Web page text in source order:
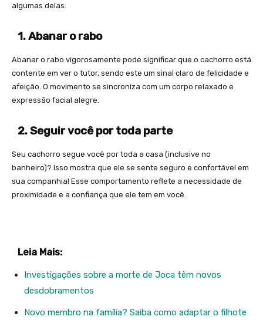
algumas delas:
1. Abanar o rabo
Abanar o rabo vigorosamente pode significar que o cachorro está
contente em ver o tutor, sendo este um sinal claro de felicidade e
afeição. O movimento se sincroniza com um corpo relaxado e
expressão facial alegre.
2. Seguir você por toda parte
Seu cachorro segue você por toda a casa (inclusive no
banheiro)? Isso mostra que ele se sente seguro e confortável em
sua companhia! Esse comportamento reflete a necessidade de
proximidade e a confiança que ele tem em você.
Leia Mais:
Investigações sobre a morte de Joca têm novos
desdobramentos
Novo membro na família? Saiba como adaptar o filhote